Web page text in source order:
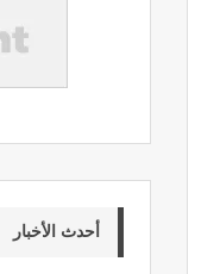
أحدث الأخبار